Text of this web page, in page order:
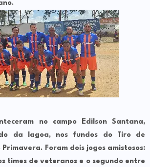
no campo Edilson Santana,
da lagoa, nos fundos do Tiro de
Foram dois jogos amistosos:
times de veteranos e o segundo entre